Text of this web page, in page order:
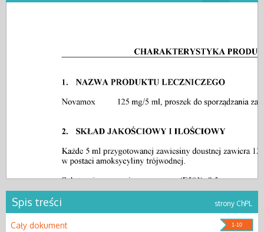
Spis treści strony ChPL
Cały dokument 1-10